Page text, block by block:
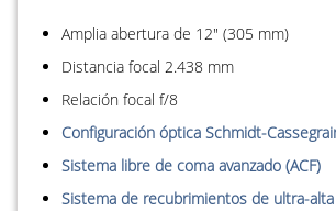
Amplia abertura de 12" (305 mm)
Distancia focal 2.438 mm
Relación focal f/8
Configuración óptica Schmidt-
Sistema libre de coma avanzado (ACF)
Sistema de recubrimientos de ultra-